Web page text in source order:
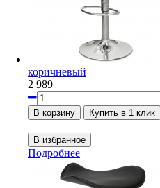
коричневый
2 989
Подробнее